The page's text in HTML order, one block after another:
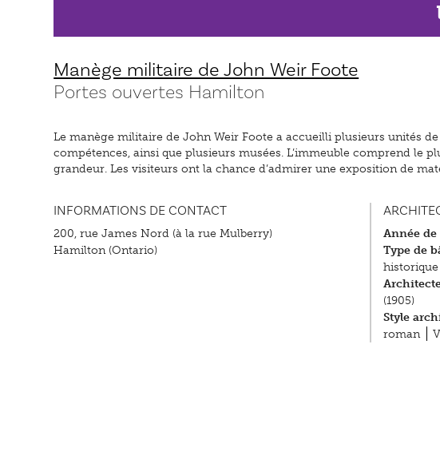
Manège militaire de John Weir Foote
Portes ouvertes Hamilton
Le manège militaire de John Weir Foote a accueilli plusieurs unités
compétences, ainsi que plusieurs musées. L’immeuble comprend le
grandeur. Les visiteurs ont la chance d’admirer une exposition de
INFORMATIONS DE CONTACT
200, rue James Nord (à la rue Mulberry)
Hamilton (Ontario)
Année
Type de
historique
(1905)
Style
roman